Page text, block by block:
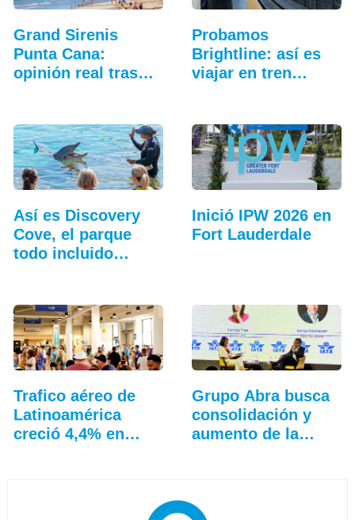
Grand Sirenis
Punta Cana:
opinión real tras
Probamos
Brightline: así es
viajar en tren
Así es Discovery
Cove, el parque
todo incluido
Inició IPW 2026 en
Fort Lauderdale
Trafico aéreo de
Latinoamérica
creció 4,4% en
Grupo Abra busca
consolidación y
aumento de la